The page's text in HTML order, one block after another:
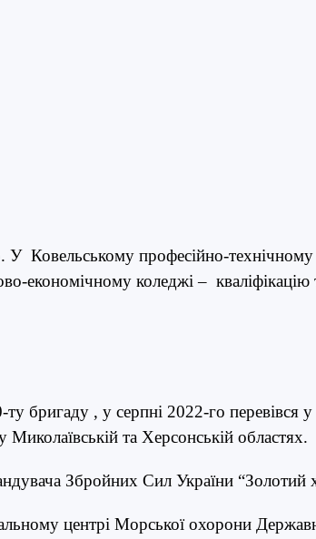
У Ковельському професійно-
економічному коледжі – кваліфікацію
, у серпні 2022-го перевівся у
та Херсонській областях.
Збройних Сил України “Золотий
центрі Морської охорони